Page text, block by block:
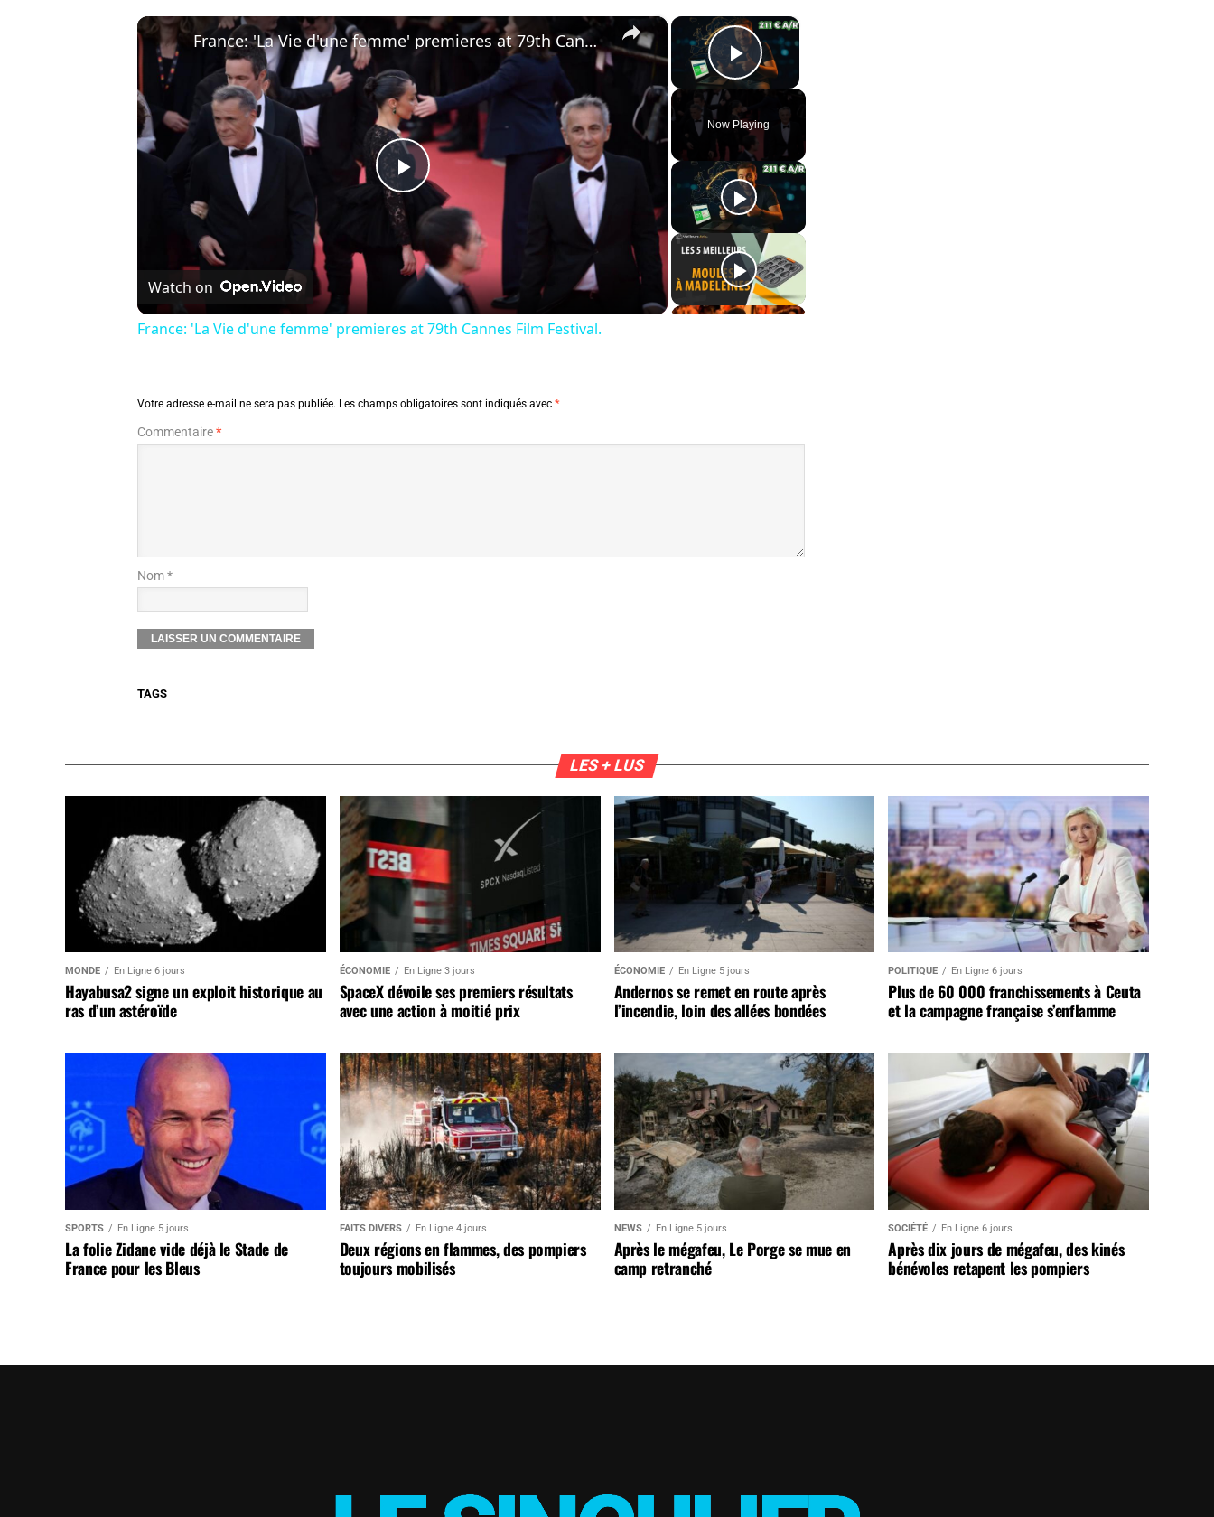
×
Play Video
Now Playing
×
Play
Video
France: 'La Vie d'une femme' premieres at 79th Cannes Film Festival.
Watch on
France: 'La Vie d'une femme' premieres at 79th Cannes Film Festival.
Votre adresse e-mail ne sera pas publiée. Les champs obligatoires sont indiqués avec *
Commentaire*
Nom *
TAGS
LES + LUS
MONDE En Ligne 6 jours
Hayabusa2 signe un exploit historique au
ras d’un astéroïde
ÉCONOMIE En Ligne 3 jours
SpaceX dévoile ses premiers résultats
avec une action à moitié prix
ÉCONOMIE En Ligne 5 jours
Andernos se remet en route après
l’incendie, loin des allées bondées
POLITIQUE En Ligne 6 jours
Plus de 60 000 franchissements à Ceuta
et la campagne française s’enflamme
SPORTS En Ligne 5 jours
La folie Zidane vide déjà le Stade de
France pour les Bleus
FAITS DIVERS En Ligne 4 jours
Deux régions en flammes, des pompiers
toujours mobilisés
NEWS En Ligne 5 jours
Après le mégafeu, Le Porge se mue en
camp retranché
SOCIÉTÉ En Ligne 6 jours
Après dix jours de mégafeu, des kinés
bénévoles retapent les pompiers